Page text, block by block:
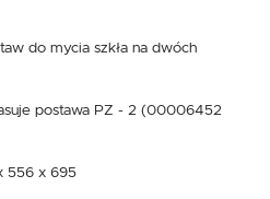
do mycia szkła na dwóch
postawa PZ - 2 (00006452
556 x 695